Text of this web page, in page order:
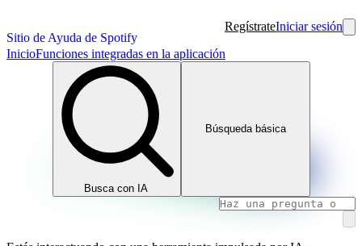
Sitio de Ayuda de Spotify
RegístrateIniciar sesión
InicioFunciones integradas en la aplicación
Busca con IA
Búsqueda básica